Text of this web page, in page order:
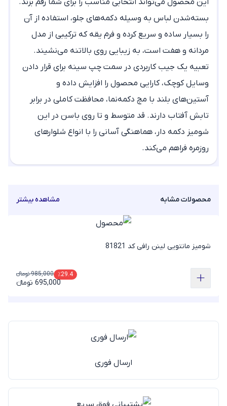
بسته‌شدن لباس به وسیله دکمه‌های جلو، استفاده از آن
را بسیار ساده و سریع کرده و فرم یقه که ترکیبی از مدل
مردانه و هفت است، به زیبایی روی بالاتنه می‌نشیند.
تعبیه یک جیب کاربردی در سمت چپ سینه برای قرار دادن
وسایل کوچک، کارایی محصول را افزایش داده و
آستین‌های بلند با مچ دکمه‌نما، محافظت کاملی در برابر
تابش آفتاب دارند. قد متوسط و تا روی باسن در این
شومیز دکمه دار، هماهنگی آسانی را با انواع شلوارهای
روزمره فراهم می‌کند.
محصولات مشابه مشاهده بیشتر
شومیز مانتویی لینن رافی کد 81821
٪29.4 985,000 تومانء
695,000 تومانء
ارسال فوری